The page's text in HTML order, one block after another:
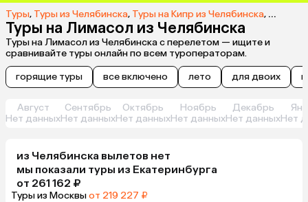
Туры, Туры из Челябинска, Туры на Кипр из Челябинска, Туры в
Туры на Лимасол из Челябинска
Туры на Лимасол из Челябинска с перелетом — ищите и
сравнивайте туры онлайн по всем туроператорам.
горящие туры
все включено лето для двоих
Август
Нет данных
Сентябрь
Нет данных
Октябрь
Нет данных
Ноябрь
Нет данных
Декабрь
Нет данныхНет
из Челябинска вылетов нет
мы показали туры из Екатеринбурга
от 261 162 ₽
Туры из Москвыот 219 227 ₽